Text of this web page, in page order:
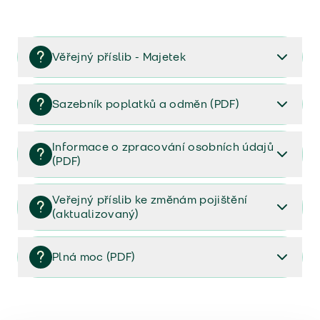
Věřejný příslib - Majetek
Věřejný příslib majetek 2023
Sazebník poplatků a odměn (PDF)
Sazebník poplatků a odměn (PDF)
Informace o zpracování osobních údajů
(PDF)
Informace o zpracování osobních údajů (PDF)
Veřejný příslib ke změnám pojištění
(aktualizovaný)
Veřejný příslib ke změnám pojištění (aktualizovaný)
Plná moc (PDF)